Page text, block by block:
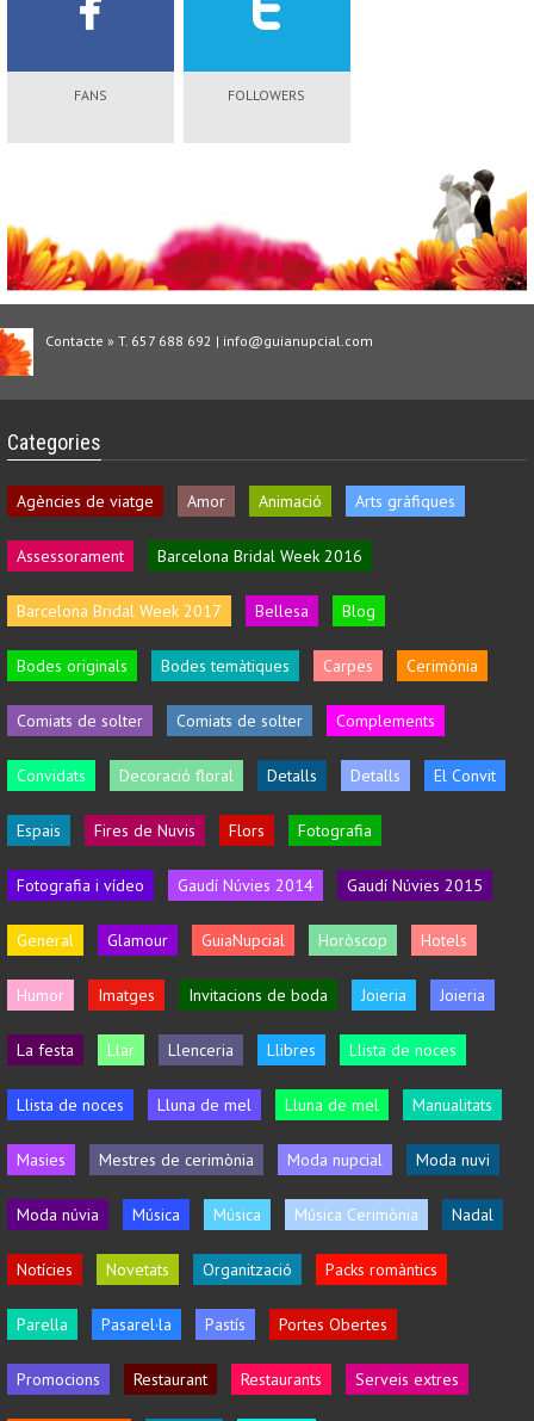
FANS FOLLOWERS
Contacte » T. 657 688 692 | info@guianupcial.com
Categories
Agències de viatge Amor Animació Arts gràfiques
Assessorament Barcelona Bridal Week 2016
Barcelona Bridal Week 2017 Bellesa Blog
Bodes originals Bodes temàtiques Carpes Cerimònia
Comiats de solter Comiats de solter Complements
Convidats Decoració floral Detalls Detalls El Convit
Espais Fires de Nuvis Flors Fotografia
Fotografia i vídeo Gaudí Núvies 2014 Gaudí Núvies 2015
General Glamour GuiaNupcial Horòscop Hotels
Humor Imatges Invitacions de boda Joieria Joieria
La festa Llar Llenceria Llibres Llista de noces
Llista de noces Lluna de mel Lluna de mel Manualitats
Masies Mestres de cerimònia Moda nupcial Moda nuvi
Moda núvia Música Música Música Cerimònia Nadal
Notícies Novetats Organització Packs romàntics
Parella Pasarel·la Pastís Portes Obertes
Promocions Restaurant Restaurants Serveis extres